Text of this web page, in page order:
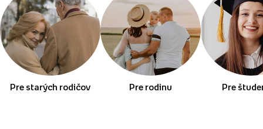
Pre starých rodičov Pre rodinu Pre